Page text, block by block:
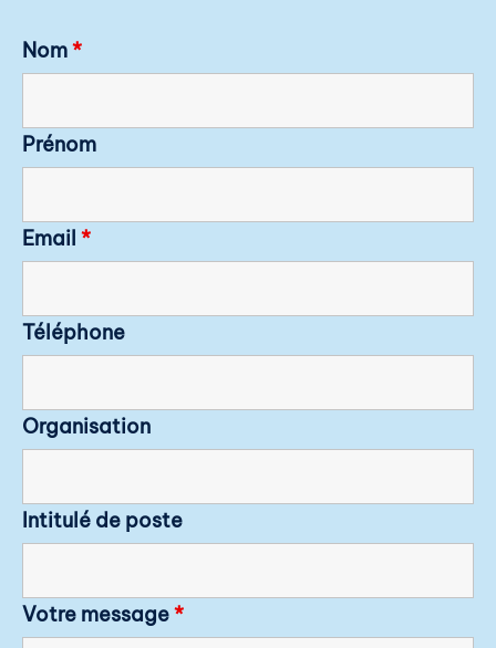
Nom*
Prénom
Email *
Téléphone
Organisation
Intitulé de poste
Votre message*